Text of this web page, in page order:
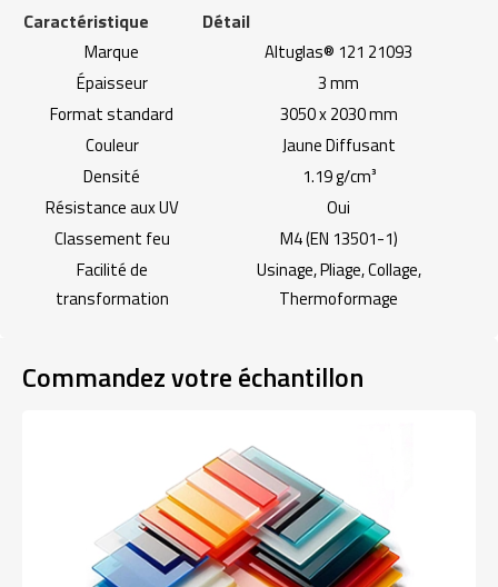
Caractéristique Détail
Marque
Altuglas® 121 21093
Épaisseur
3 mm
Format standard
3050 x 2030 mm
Couleur
Jaune Diffusant
Densité
1.19 g/cm³
Résistance aux UV
Oui
Classement feu
M4 (EN 13501-1)
Facilité de
transformation
Usinage, Pliage, Collage,
Thermoformage
Commandez votre échantillon